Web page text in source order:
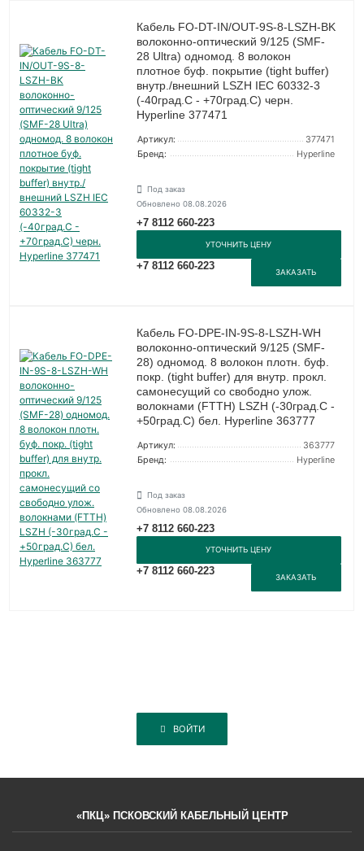
Кабель FO-DT-IN/OUT-9S-8-LSZH-BK
волоконно-оптический 9/125 (SMF-
28 Ultra) одномод. 8 волокон
плотное буф. покрытие (tight buffer)
внутр./внешний LSZH IEC 60332-3
(-40град.C - +70град.C) черн.
Hyperline 377471
Артикул:
377471
Бренд:
Hyperline
Под заказ
Обновлено 08.08.2026
+7 8112 660-223
УТОЧНИТЬ ЦЕНУ
+7 8112 660-223
ЗАКАЗАТЬ
Кабель FO-DPE-IN-9S-8-LSZH-WH
волоконно-оптический 9/125 (SMF-
28) одномод. 8 волокон плотн. буф.
покр. (tight buffer) для внутр. прокл.
самонесущий со свободно улож.
волокнами (FTTH) LSZH (-30град.C -
+50град.C) бел. Hyperline 363777
Артикул:
363777
Бренд:
Hyperline
Под заказ
Обновлено 08.08.2026
+7 8112 660-223
УТОЧНИТЬ ЦЕНУ
+7 8112 660-223
ЗАКАЗАТЬ
ВОЙТИ
«ПКЦ» ПСКОВСКИЙ КАБЕЛЬНЫЙ ЦЕНТР